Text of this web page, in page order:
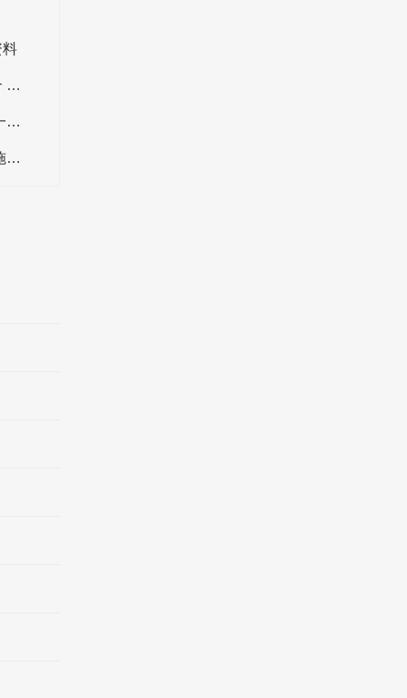
料
湖北宝源木业创始人是谁？宝源木业蔡维金简介 蔡维金的成就有哪些
丰林集团创始人是谁？丰林集团刘一川简介 刘一川的成就和贡献
为推动解决债务问题 升达林业拟与信托计划实施债务重组